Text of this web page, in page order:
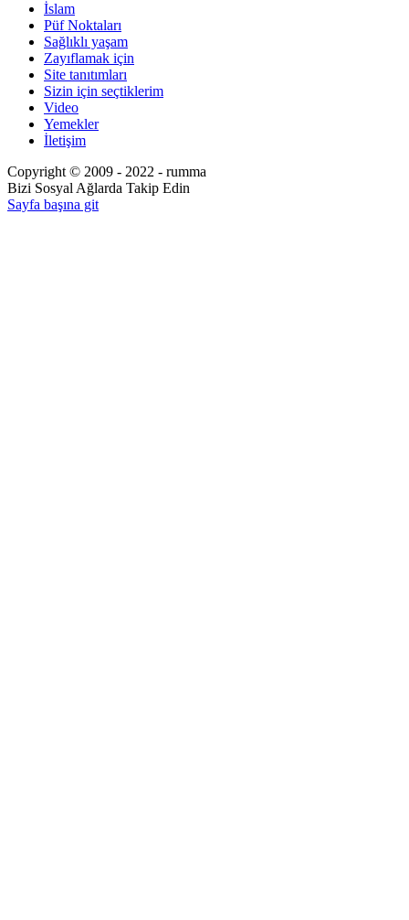
İslam
Püf Noktaları
Sağlıklı yaşam
Zayıflamak için
Site tanıtımları
Sizin için seçtiklerim
Video
Yemekler
İletişim
Copyright © 2009 - 2022 - rumma
Bizi Sosyal Ağlarda Takip Edin
Sayfa başına git